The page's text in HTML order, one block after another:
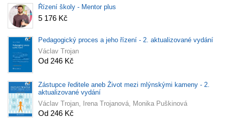
Řízení školy - Mentor plus
5 176 Kč
Pedagogický proces a jeho řízení - 2. aktualizované vydání
Václav Trojan
Od 246 Kč
Zástupce ředitele aneb Život mezi mlýnskými kameny - 2.
aktualizované vydání
Václav Trojan, Irena Trojanová, Monika Puškinová
Od 246 Kč